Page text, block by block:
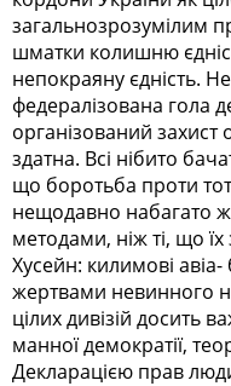
загальнозрозумілим
шматки колишню
непокраяну єдність.
федералізована гола
організований захист
здатна. Всі нібито
що боротьба проти
нещодавно набагато
методами, ніж ті, що
Хусейн: килимові
жертвами невинного
цілих дивізій досить
манної демократії,
Декларацією прав